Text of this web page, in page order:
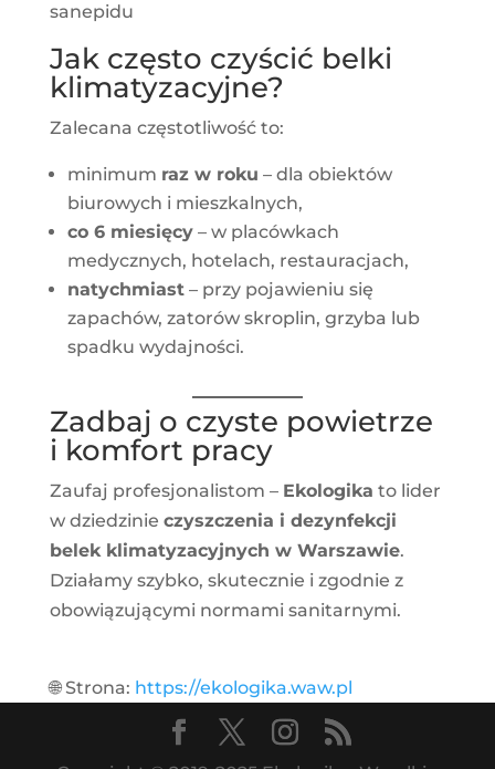
sanepidu
Jak często czyścić belki
klimatyzacyjne?
Zalecana częstotliwość to:
minimum raz w roku – dla obiektów
biurowych i mieszkalnych,
co 6 miesięcy– w placówkach
medycznych, hotelach, restauracjach,
natychmiast– przy pojawieniu się
zapachów, zatorów skroplin, grzyba lub
spadku wydajności.
Zadbaj o czyste powietrze
i komfort pracy
Zaufaj profesjonalistom – Ekologika to lider
w dziedzinie czyszczenia i dezynfekcji
belek klimatyzacyjnych w Warszawie.
Działamy szybko, skutecznie i zgodnie z
obowiązującymi normami sanitarnymi.
🌐 Strona: https://ekologika.waw.pl